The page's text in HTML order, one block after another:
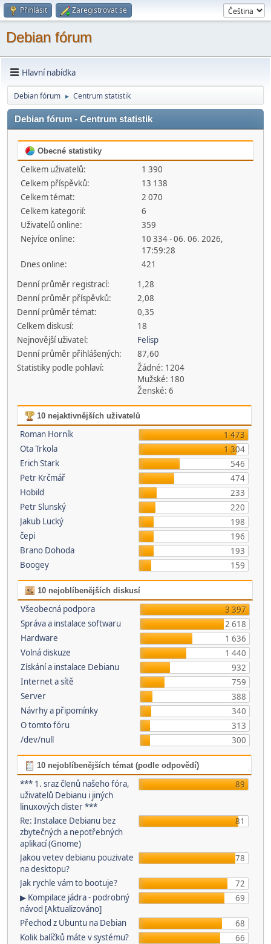
Přihlásit Zaregistrovat se
Debian fórum
Hlavní nabídka
Debian fórum ► Centrum statistik
Debian fórum - Centrum statistik
Obecné statistiky
Celkem uživatelů:
1 390
Celkem příspěvků:
13 138
Celkem témat:
2 070
Celkem kategorií:
6
Uživatelů online:
359
Nejvíce online:
10 334 - 06. 06. 2026,
17:59:28
Dnes online:
421
Denní průměr registrací:
1,28
Denní průměr příspěvků:
2,08
Denní průměr témat:
0,35
Celkem diskusí:
18
Nejnovější uživatel:
Felisp
Denní průměr přihlášených:
87,60
Statistiky podle pohlaví:
Žádné: 1204
Mužské: 180
Ženské: 6
10 nejaktivnějších uživatelů
Roman Horník
1 473
Ota Trkola
1 304
Erich Stark
546
Petr Krčmář
474
Hobild
233
Petr Slunský
220
Jakub Lucký
198
čepi
196
Brano Dohoda
193
Boogey
159
10 nejoblíbenějších diskusí
Všeobecná podpora
3 397
Správa a instalace softwaru
2 618
Hardware
1 636
Volná diskuze
1 440
Získání a instalace Debianu
932
Internet a sítě
759
Server
388
Návrhy a připomínky
340
O tomto fóru
313
/dev/null
300
10 nejoblíbenějších témat (podle odpovědí)
*** 1. sraz členů našeho fóra,
uživatelů Debianu i jiných
linuxových dister ***
89
Re: Instalace Debianu bez
zbytečných a nepotřebných
aplikací (Gnome)
81
Jakou vetev debianu pouzivate
na desktopu?
78
Jak rychle vám to bootuje?
72
▶ Kompilace jádra - podrobný
návod [Aktualizováno]
69
Přechod z Ubuntu na Debian
68
Kolik balíčků máte v systému?
66